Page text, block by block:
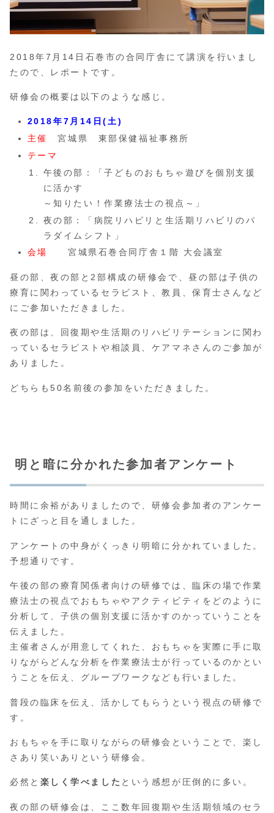
2018年7月14日石巻市の合同庁舎にて講演を行いまし
たので、レポートです。
研修会の概要は以下のような感じ。
2018年7月14日(土)
主催宮城県 東部保健福祉事務所
テーマ
午後の部：「子どものおもちゃ遊びを個別支援
に活かす
～知りたい！作業療法士の視点～」
夜の部：「病院リハビリと生活期リハビリのパ
ラダイムシフト」
会場
宮城県石巻合同庁舎１階 大会議室
昼の部、夜の部と2部構成の研修会で、昼の部は子供の
療育に関わっているセラピスト、教員、保育士さんなど
にご参加いただきました。
夜の部は、回復期や生活期のリハビリテーションに関わ
っているセラピストや相談員、ケアマネさんのご参加が
ありました。
どちらも50名前後の参加をいただきました。
明と暗に分かれた参加者アンケート
時間に余裕がありましたので、研修会参加者のアンケー
トにざっと目を通しました。
アンケートの中身がくっきり明暗に分かれていました。
予想通りです。
午後の部の療育関係者向けの研修では、臨床の場で作業
療法士の視点でおもちゃやアクティビティをどのように
分析して、子供の個別支援に活かすのかっていうことを
伝えました。
主催者さんが用意してくれた、おもちゃを実際に手に取
りながらどんな分析を作業療法士が行っているのかとい
うことを伝え、グループワークなども行いました。
普段の臨床を伝え、活かしてもらうという視点の研修で
す。
おもちゃを手に取りながらの研修会ということで、楽し
さあり笑いありという研修会。
必然と 楽しく学べました という感想が圧倒的に多い。
夜の部の研修会は、ここ数年回復期や生活期領域のセラ